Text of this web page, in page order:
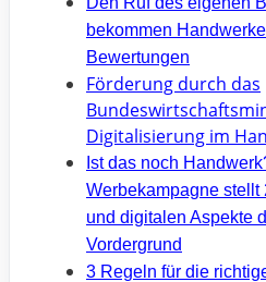
bekommen
Bewertungen
Förderung durch das
Digitalisierung im
Ist das noch
Werbekampagne stellt
und digitalen Aspekte
Vordergrund
3 Regeln für die